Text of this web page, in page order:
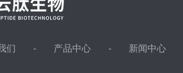
们 产品中心 新闻中心